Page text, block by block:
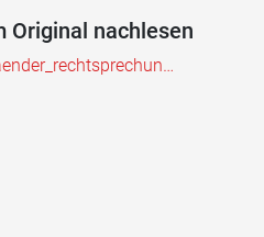
Original nachlesen